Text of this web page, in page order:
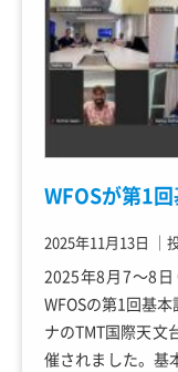
WFOSが第1
2025年11月13日 ｜
2025年8月7～8日
WFOSの第1回基
ナのTMT国際天文
催されました。基